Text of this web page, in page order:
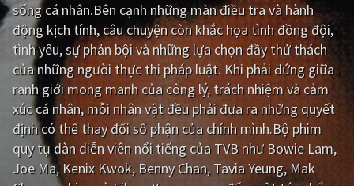
Tình cảm - Lãng mạn Kỳ ảo
Giật gân Gia đình
Bí ẩn Lịch sử
Viễn Tây Tiểu sử
GameShow DramaTV
sống cá nhân.Bên cạnh những màn điều tra và hành
động kịch tính, câu chuyện còn khắc họa tình đồng đội,
tình yêu, sự phản bội và những lựa chọn đầy thử thách
của những người thực thi pháp luật. Khi phải đứng giữa
ranh giới mong manh của công lý, trách nhiệm và cảm
xúc cá nhân, mỗi nhân vật đều phải đưa ra những quyết
định có thể thay đổi số phận của chính mình.Bộ phim
quy tụ dàn diễn viên nổi tiếng của TVB như Bowie Lam,
Joe Ma, Kenix Kwok, Benny Chan, Tavia Yeung, Mak